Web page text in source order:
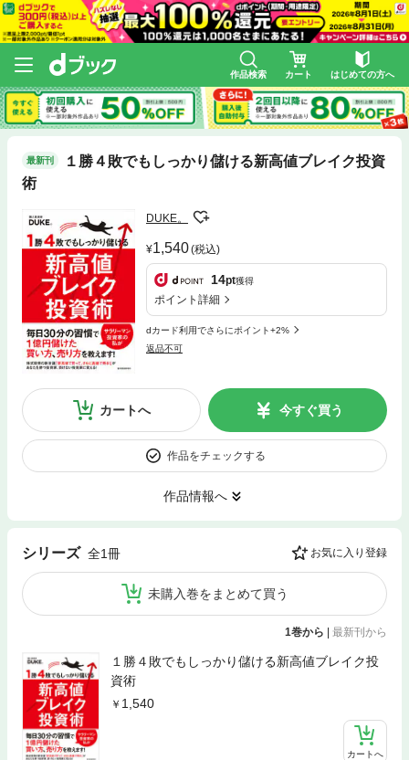
作品検索 カート はじめての方へ
最新刊
１勝４敗でもしっかり儲ける新高値ブレイク投資
術
DUKE。
1,540(税込)
14pt獲得
ポイント詳細
dカード利用でさらにポイント+2%
返品不可
カートへ 今すぐ買う
作品をチェックする
作品情報へ
シリーズ 全1冊 お気に入り登録
未購入巻をまとめて買う
1巻から | 最新刊から
１勝４敗でもしっかり儲ける新高値ブレイク投
資術
1,540
カートへ